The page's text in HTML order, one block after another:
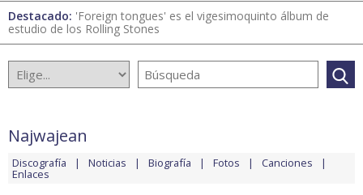
Destacado: 'Foreign tongues' es el vigesimoquinto álbum de
estudio de los Rolling Stones
Najwajean
Discografía Noticias Biografía Fotos Canciones
Enlaces